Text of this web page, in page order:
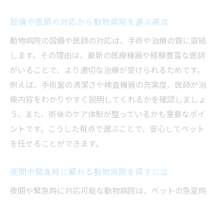
設備や医師の対応から動物病院を選ぶ視点
動物病院の設備や医師の対応は、手術や治療の質に直結
します。その理由は、最新の医療機器や経験豊富な医師
がいることで、より適切な治療が受けられるためです。
例えば、手術室の清潔さや検査機器の充実度、医師が治
療内容をわかりやすく説明してくれるかを確認しましょ
う。また、術後のケア体制が整っているかも重要なポイ
ントです。こうした視点で選ぶことで、安心してペット
を任せることができます。
夜間や緊急時に頼れる動物病院を探すには
夜間や緊急時に対応可能な動物病院は、ペットの急変時